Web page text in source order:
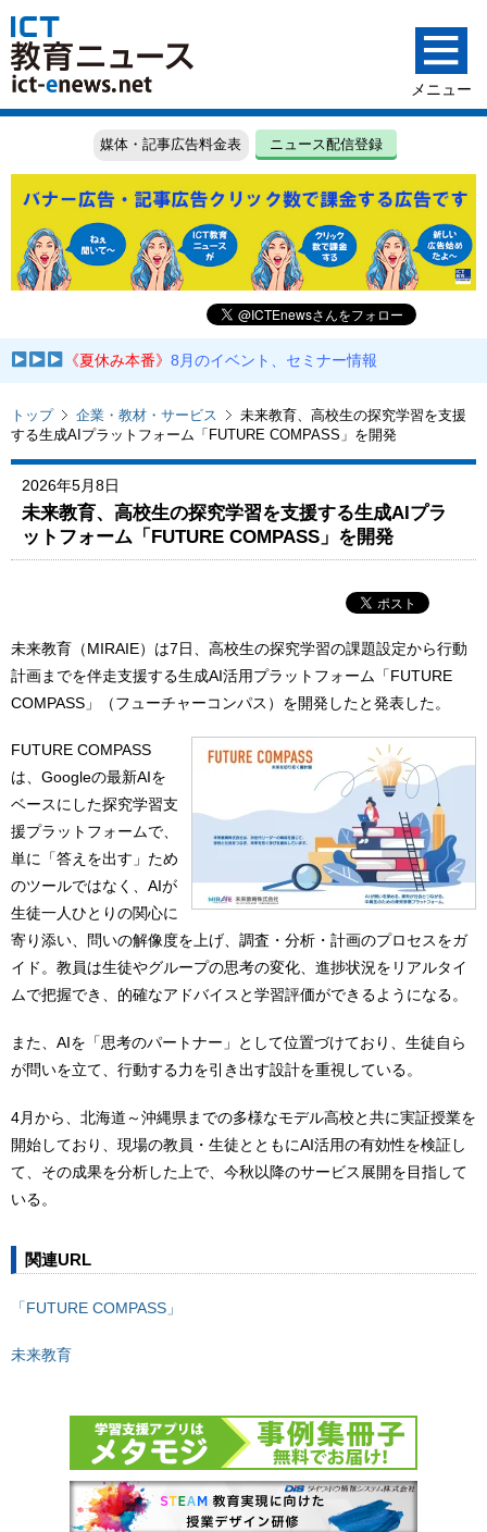
媒体・記事広告料金表 ニュース配信登録
《夏休み本番》8月のイベント、セミナー情報
トップ 企業・教材・サービス
未来教育、高校生の探究学習を支援
する生成AIプラットフォーム「FUTURE COMPASS」を開発
2026年5月8日
未来教育、高校生の探究学習を支援する生成AIプラ
ットフォーム「FUTURE COMPASS」を開発
未来教育（MIRAIE）は7日、高校生の探究学習の課題設定から行動
計画までを伴走支援する生成AI活用プラットフォーム「FUTURE
COMPASS」（フューチャーコンパス）を開発したと発表した。
FUTURE COMPASS
は、Googleの最新AIを
ベースにした探究学習支
援プラットフォームで、
単に「答えを出す」ため
のツールではなく、AIが
生徒一人ひとりの関心に
寄り添い、問いの解像度を上げ、調査・分析・計画のプロセスをガ
イド。教員は生徒やグループの思考の変化、進捗状況をリアルタイ
ムで把握でき、的確なアドバイスと学習評価ができるようになる。
また、AIを「思考のパートナー」として位置づけており、生徒自ら
が問いを立て、行動する力を引き出す設計を重視している。
4月から、北海道～沖縄県までの多様なモデル高校と共に実証授業を
開始しており、現場の教員・生徒とともにAI活用の有効性を検証し
て、その成果を分析した上で、今秋以降のサービス展開を目指して
いる。
関連URL
「FUTURE COMPASS」
未来教育